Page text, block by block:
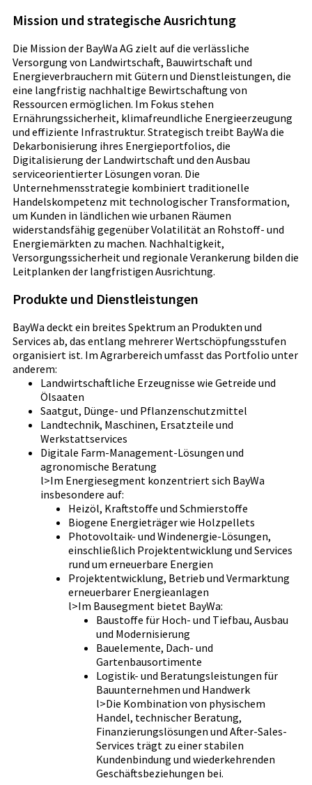
Mission und strategische Ausrichtung
Die Mission der BayWa AG zielt auf die verlässliche
Versorgung von Landwirtschaft, Bauwirtschaft und
Energieverbrauchern mit Gütern und Dienstleistungen, die
eine langfristig nachhaltige Bewirtschaftung von
Ressourcen ermöglichen. Im Fokus stehen
Ernährungssicherheit, klimafreundliche Energieerzeugung
und effiziente Infrastruktur. Strategisch treibt BayWa die
Dekarbonisierung ihres Energieportfolios, die
Digitalisierung der Landwirtschaft und den Ausbau
serviceorientierter Lösungen voran. Die
Unternehmensstrategie kombiniert traditionelle
Handelskompetenz mit technologischer Transformation,
um Kunden in ländlichen wie urbanen Räumen
widerstandsfähig gegenüber Volatilität an Rohstoff- und
Energiemärkten zu machen. Nachhaltigkeit,
Versorgungssicherheit und regionale Verankerung bilden die
Leitplanken der langfristigen Ausrichtung.
Produkte und Dienstleistungen
BayWa deckt ein breites Spektrum an Produkten und
Services ab, das entlang mehrerer Wertschöpfungsstufen
organisiert ist. Im Agrarbereich umfasst das Portfolio unter
anderem:
Landwirtschaftliche Erzeugnisse wie Getreide und
Ölsaaten
Saatgut, Dünge- und Pflanzenschutzmittel
Landtechnik, Maschinen, Ersatzteile und
Werkstattservices
Digitale Farm-Management-Lösungen und
agronomische Beratung
l>Im Energiesegment konzentriert sich BayWa
insbesondere auf:
Heizöl, Kraftstoffe und Schmierstoffe
Biogene Energieträger wie Holzpellets
Photovoltaik- und Windenergie-Lösungen,
einschließlich Projektentwicklung und Services
rund um erneuerbare Energien
Projektentwicklung, Betrieb und Vermarktung
erneuerbarer Energieanlagen
l>Im Bausegment bietet BayWa:
Baustoffe für Hoch- und Tiefbau, Ausbau
und Modernisierung
Bauelemente, Dach- und
Gartenbausortimente
Logistik- und Beratungsleistungen für
Bauunternehmen und Handwerk
l>Die Kombination von physischem
Handel, technischer Beratung,
Finanzierungslösungen und After-Sales-
Services trägt zu einer stabilen
Kundenbindung und wiederkehrenden
Geschäftsbeziehungen bei.